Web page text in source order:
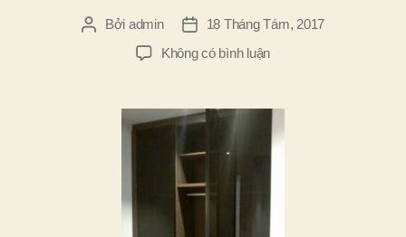
TácBởi admin
Ngày
đăng
18 Tháng Tám, 2017
Không có bình luậnở